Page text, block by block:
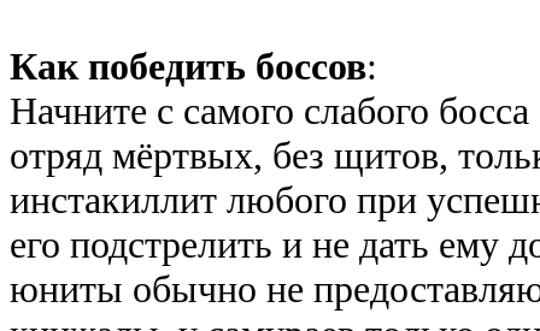
Как победить боссов:
Начните с самого слабого
отряд мёртвых, без щитов,
инстакиллит любого при
его подстрелить и не дать ему
юниты обычно не